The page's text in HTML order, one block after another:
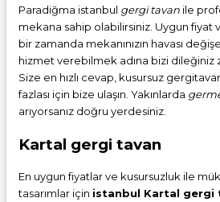
Paradiğma istanbul gergi tavan ile
mekana sahip olabilirsiniz. Uygun fiyat
bir zamanda mekanınızın havası
hizmet verebilmek adına bizi dileğiniz
Size en hızlı cevap, kusursuz
fazlası için bize ulaşın. Yakınlarda
arıyorsanız doğru yerdesiniz.
Kartal gergi tavan
En uygun fiyatlar ve kusursuzluk ile
tasarımlar için istanbul Kartal gergi